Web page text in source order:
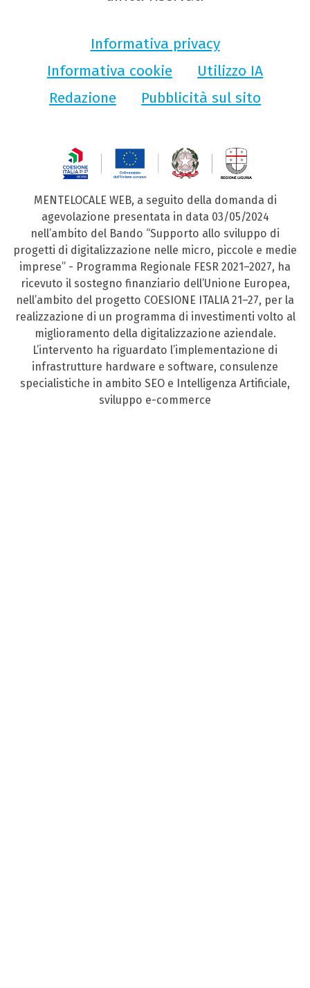
Informativa privacy
Informativa cookie
Utilizzo IA
Redazione
Pubblicità sul sito
MENTELOCALE WEB, a seguito della domanda di
agevolazione presentata in data 03/05/2024
nell’ambito del Bando “Supporto allo sviluppo di
progetti di digitalizzazione nelle micro, piccole e medie
imprese” - Programma Regionale FESR 2021–2027, ha
ricevuto il sostegno finanziario dell’Unione Europea,
nell’ambito del progetto COESIONE ITALIA 21–27, per la
realizzazione di un programma di investimenti volto al
miglioramento della digitalizzazione aziendale.
L’intervento ha riguardato l’implementazione di
infrastrutture hardware e software, consulenze
specialistiche in ambito SEO e Intelligenza Artificiale,
sviluppo e-commerce